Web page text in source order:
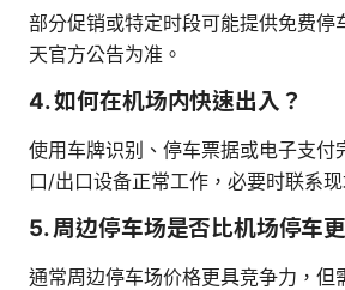
部分促销或特定时段可能提供免费停
天官方公告为准。
4. 如何在机场内快速出入？
使用车牌识别、停车票据或电子支付
口/出口设备正常工作，必要时联系现
5. 周边停车场是否比机场停车
通常周边停车场价格更具竞争力，但